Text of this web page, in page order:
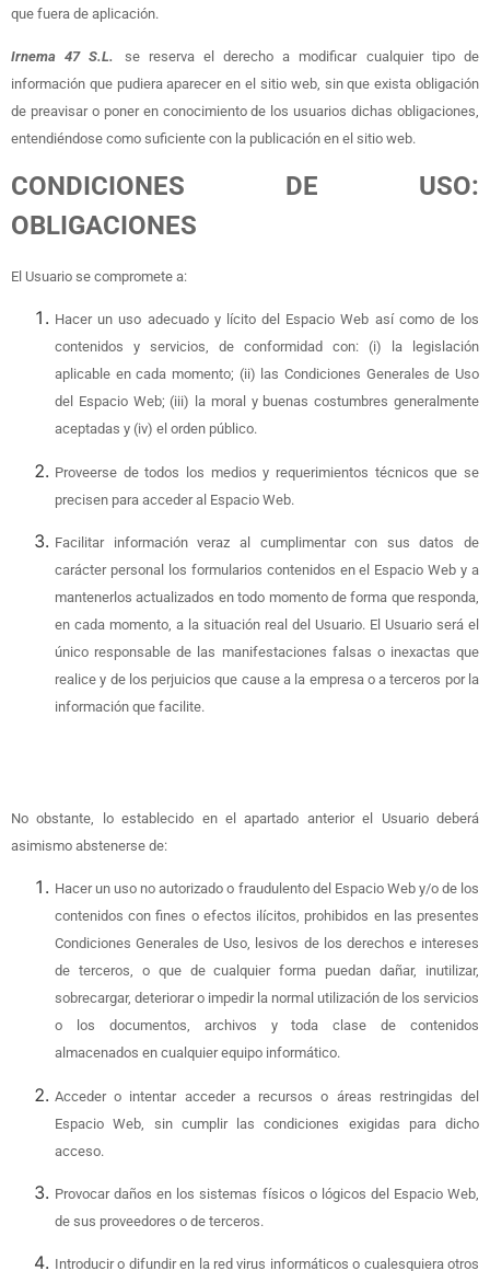
que fuera de aplicación.
Irnema 47 S.L.
se reserva el derecho a modificar cualquier tipo de
información que pudiera aparecer en el sitio web, sin que exista obligación
de preavisar o poner en conocimiento de los usuarios dichas obligaciones,
entendiéndose como suficiente con la publicación en el sitio web.
CONDICIONES DE USO:
OBLIGACIONES
El Usuario se compromete a:
Hacer un uso adecuado y lícito del Espacio Web así como de los
contenidos y servicios, de conformidad con: (i) la legislación
aplicable en cada momento; (ii) las Condiciones Generales de Uso
del Espacio Web; (iii) la moral y buenas costumbres generalmente
aceptadas y (iv) el orden público.
Proveerse de todos los medios y requerimientos técnicos que se
precisen para acceder al Espacio Web.
Facilitar información veraz al cumplimentar con sus datos de
carácter personal los formularios contenidos en el Espacio Web y a
mantenerlos actualizados en todo momento de forma que responda,
en cada momento, a la situación real del Usuario. El Usuario será el
único responsable de las manifestaciones falsas o inexactas que
realice y de los perjuicios que cause a la empresa o a terceros por la
información que facilite.
No obstante, lo establecido en el apartado anterior el Usuario deberá
asimismo abstenerse de:
Hacer un uso no autorizado o fraudulento del Espacio Web y/o de los
contenidos con fines o efectos ilícitos, prohibidos en las presentes
Condiciones Generales de Uso, lesivos de los derechos e intereses
de terceros, o que de cualquier forma puedan dañar, inutilizar,
sobrecargar, deteriorar o impedir la normal utilización de los servicios
o los documentos, archivos y toda clase de contenidos
almacenados en cualquier equipo informático.
Acceder o intentar acceder a recursos o áreas restringidas del
Espacio Web, sin cumplir las condiciones exigidas para dicho
acceso.
Provocar daños en los sistemas físicos o lógicos del Espacio Web,
de sus proveedores o de terceros.
Introducir o difundir en la red virus informáticos o cualesquiera otros